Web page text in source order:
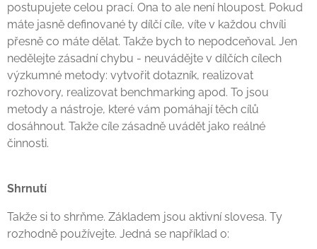
postupujete celou prací. Ona to ale není hloupost. Pokud
máte jasně definované ty dílčí cíle, víte v každou chvíli
přesně co máte dělat. Takže bych to nepodceňoval. Jen
nedělejte zásadní chybu - neuvádějte v dílčích cílech
výzkumné metody: vytvořit dotazník, realizovat
rozhovory, realizovat benchmarking apod. To jsou
metody a nástroje, které vám pomáhají těch cílů
dosáhnout. Takže cíle zásadně uvádět jako reálné
činnosti.
Shrnutí
Takže si to shrňme. Základem jsou aktivní slovesa. Ty
rozhodně používejte. Jedná se například o: